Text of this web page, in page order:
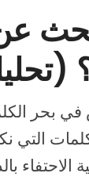
بحر
التي